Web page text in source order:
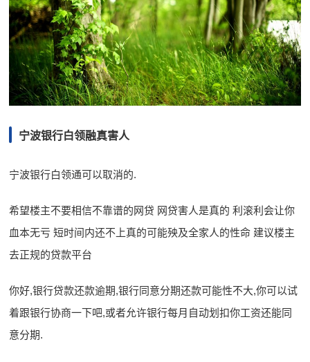
宁波银行白领融真害人
宁波银行白领通可以取消的.
希望楼主不要相信不靠谱的网贷 网贷害人是真的 利滚利会让你
血本无亏 短时间内还不上真的可能殃及全家人的性命 建议楼主
去正规的贷款平台
你好,银行贷款还款逾期,银行同意分期还款可能性不大,你可以试
着跟银行协商一下吧,或者允许银行每月自动划扣你工资还能同
意分期.